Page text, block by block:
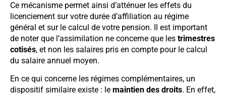
Ce mécanisme permet ainsi d’atténuer les effets du
licenciement sur votre durée d’affiliation au régime
général et sur le calcul de votre pension. Il est important
de noter que l’assimilation ne concerne que les trimestres
cotisés, et non les salaires pris en compte pour le calcul
du salaire annuel moyen.
En ce qui concerne les régimes complémentaires, un
dispositif similaire existe : le maintien des droits. En effet,